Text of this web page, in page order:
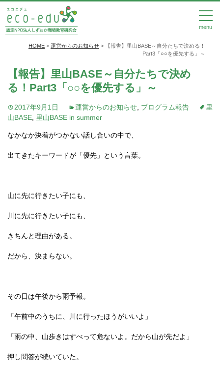
menu
HOME > 運営からのお知らせ >
【報告】里山BASE～自分たちで決める！
Part3「○○を優先する」～
【報告】里山BASE～自分たちで決め
る！Part3「○○を優先する」～
2017年9月1日 運営からのお知らせ プログラム報告
里
山BASE 里山BASE in summer
なかなか決着がつかない話し合いの中で、
出てきたキーワードが「優先」という言葉。
山に先に行きたい子にも、
川に先に行きたい子にも、
きちんと理由がある。
だから、決まらない。
その日は午後から雨予報。
「午前中のうちに、川に行ったほうがいいよ」
「雨の中、山歩きはすべって危ないよ。だから山が先だよ」
押し問答が続いていた。